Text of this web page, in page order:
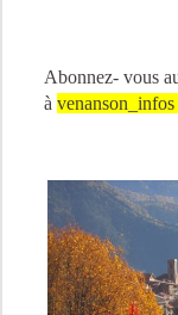
Abonnez- vous
à